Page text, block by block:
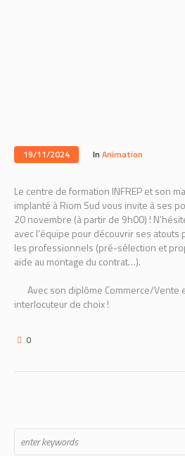
19/11/2024 In Animation
Le centre de formation INFREP et son
implanté à Riom Sud vous invite à ses
20 novembre (à partir de 9h00) !
avec l’équipe pour découvrir ses
les professionnels (pré-sélection et
aide au montage du contrat…).
Avec son diplôme Commerce/Vente
interlocuteur de choix !
0